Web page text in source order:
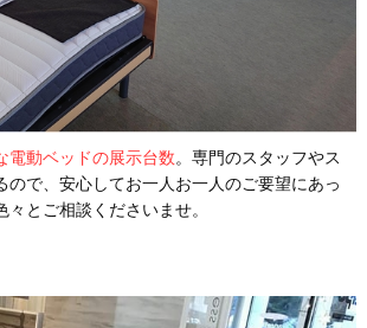
電動ベッドの展示台数。専門のスタッフやス
ので、安心してお一人お一人のご要望にあっ
とご相談くださいませ。